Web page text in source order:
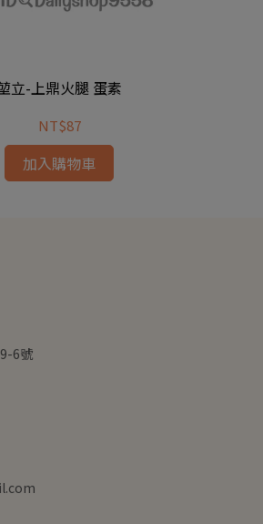
立-上鼎火腿 蛋素
NT$87
加入購物車
6號